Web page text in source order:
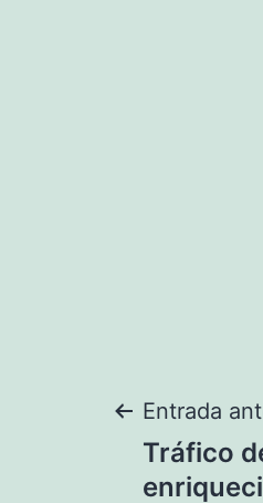
Entrada
Tráfico